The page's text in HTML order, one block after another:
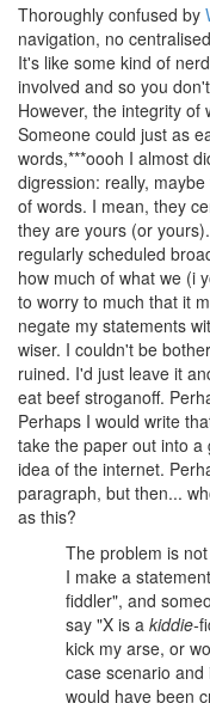
Thoroughly confused by
navigation, no
It's like some kind of
involved and so you
However, the integrity of
Someone could just as
words,***oooh I almost
digression: really,
of words. I mean, they
they are yours (or
regularly scheduled
how much of what we (i
to worry to much that it
negate my statements
wiser. I couldn't be
ruined. I'd just leave it
eat beef stroganoff.
Perhaps I would write
take the paper out into
idea of the internet.
paragraph, but then...
as this?
The problem is
I make a
fiddler", and
say "X is a kiddie-
kick my arse, or
case scenario
would have been